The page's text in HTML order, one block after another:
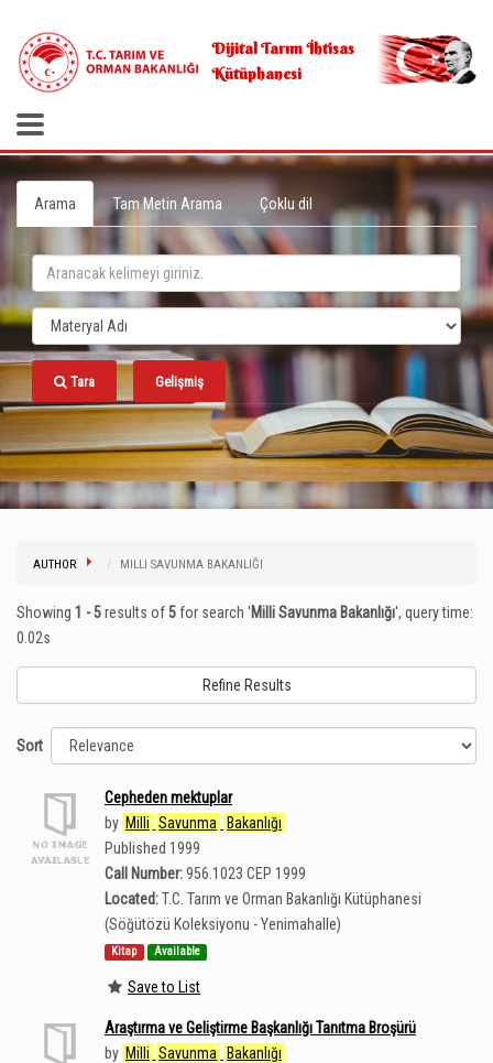
Dijital Tarım İhtisas
Kütüphanesi
Arama Tam Metin Arama Çoklu dil
Tara Gelişmiş
AUTHOR MILLI SAVUNMA BAKANLIĞI
Showing 1 - 5results of5for search 'Milli Savunma Bakanlığı', query time:
0.02s
Refine Results
Sort
Cepheden mektuplar
by Milli Savunma
Bakanlığı
Published 1999
Call Number:956.1023 CEP 1999
Located:T.C. Tarım ve Orman Bakanlığı Kütüphanesi
(Söğütözü Koleksiyonu - Yenimahalle)
Kitap Available
Save to List
Araştırma ve Geliştirme Başkanlığı Tanıtma Broşürü
by Milli Savunma
Bakanlığı